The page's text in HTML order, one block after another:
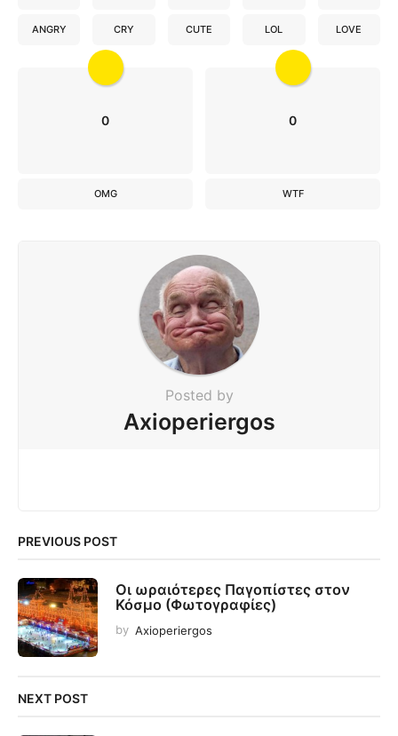
ANGRY CRY CUTE LOL LOVE
0
OMG
0
WTF
Posted by
Axioperiergos
PREVIOUS POST
Οι ωραιότερες Παγοπίστες στον
Κόσμο (Φωτογραφίες)
by Axioperiergos
NEXT POST